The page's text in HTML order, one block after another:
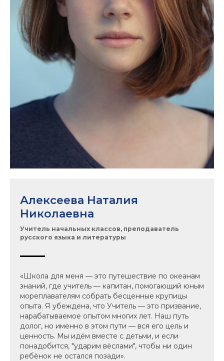
Алексеева Наталия
Николаевна
Учитель начальных классов, преподаватель
русского языка и литературы
«Школа для меня — это путешествие по океанам
знаний, где учитель — капитан, помогающий юным
мореплавателям собрать бесценные крупицы
опыта. Я убеждена, что Учитель — это призвание,
нарабатываемое опытом многих лет. Наш путь
долог, но именно в этом пути — вся его цель и
ценность. Мы идём вместе с детьми, и если
понадобится, "ударим вёслами", чтобы ни один
ребёнок не остался позади».